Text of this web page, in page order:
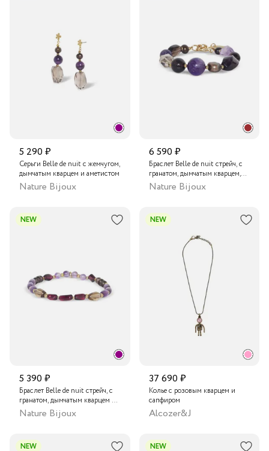
5 290 ₽
Серьги Belle de nuit с жемчугом,
дымчатым кварцем и аметистом
Nature Bijoux
6 590 ₽
Браслет Belle de nuit стрейч, с
гранатом, дымчатым кварцем,
аметистом и жемчугом
Nature Bijoux
NEW
5 390 ₽
Браслет Belle de nuit стрейч, с
гранатом, дымчатым кварцем и
аметистом
Nature Bijoux
NEW
37 690 ₽
Колье с розовым кварцем и
сапфиром
Alcozer&J
NEW NEW